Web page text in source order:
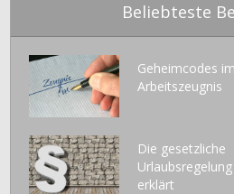
Beliebteste
Geheimcodes im
Arbeitszeugnis
Die gesetzliche
erklärt